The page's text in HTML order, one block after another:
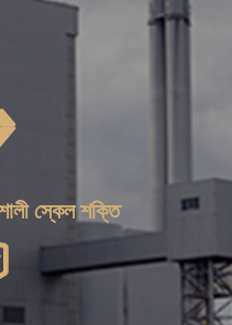
স্কেল শক্তি